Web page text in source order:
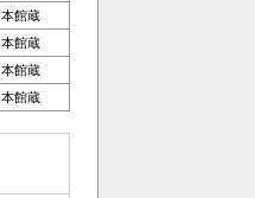
本館蔵
本館蔵
本館蔵
本館蔵